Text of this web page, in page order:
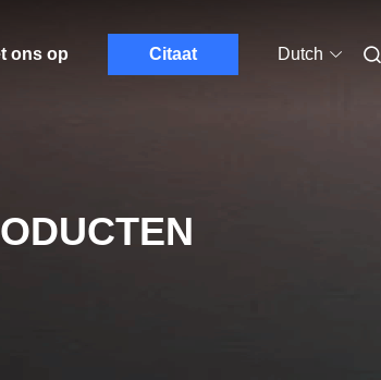
ons op Citaat Dutch